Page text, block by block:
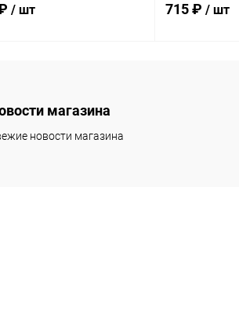
/ шт
в 1 клик Сравнение
В наличии
715 ₽ / шт
магазина
новости магазина